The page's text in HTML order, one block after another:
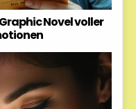
Novel voller